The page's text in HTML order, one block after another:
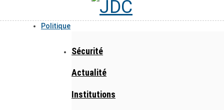
Politique
Sécurité
Actualité
Institutions